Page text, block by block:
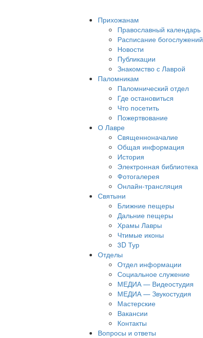
Прихожанам
Православный календарь
Расписание богослужений
Новости
Публикации
Знакомство с Лаврой
Паломникам
Паломнический отдел
Где остановиться
Что посетить
Пожертвование
О Лавре
Священноначалие
Общая информация
История
Электронная библиотека
Фотогалерея
Онлайн-трансляция
Святыни
Ближние пещеры
Дальние пещеры
Храмы Лавры
Чтимые иконы
3D Тур
Отделы
Отдел информации
Социальное служение
МЕДИА — Видеостудия
МЕДИА — Звукостудия
Мастерские
Вакансии
Контакты
Вопросы и ответы